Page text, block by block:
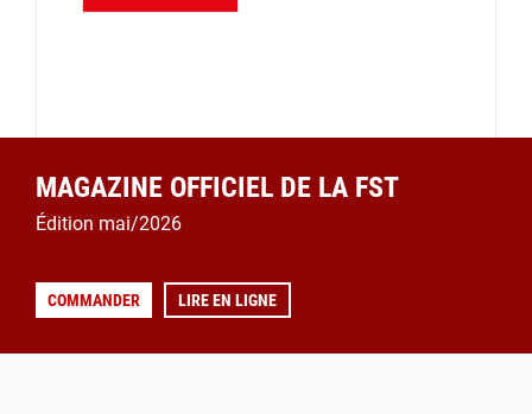
MAGAZINE OFFICIEL DE LA FST
Édition mai/2026
COMMANDER LIRE EN LIGNE